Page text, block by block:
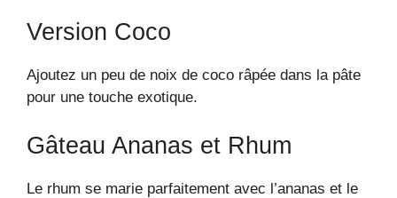
Version Coco
Ajoutez un peu de noix de coco râpée dans la pâte
pour une touche exotique.
Gâteau Ananas et Rhum
Le rhum se marie parfaitement avec l’ananas et le